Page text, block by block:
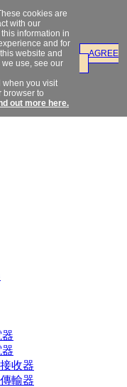
收器
輸器
AGREE
cookies are
with our
information in
and for
website and
use, see our
when you visit
browser to
out more here.